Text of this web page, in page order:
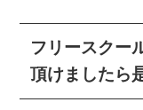
フリースクー
頂けましたら